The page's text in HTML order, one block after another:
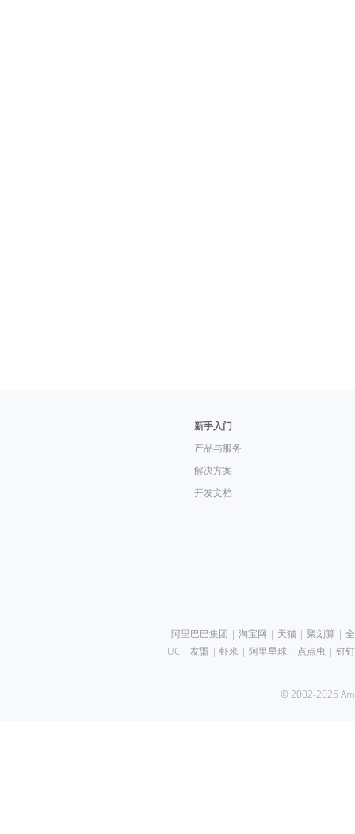
新手入门
产品与服务
解决方案
开发文档
阿里巴巴集团 | 淘宝网 | 天猫| 聚划算 |
UC| 友盟 | 虾米 | 阿里星球| 点点虫 | 钉钉
© 2002-2026